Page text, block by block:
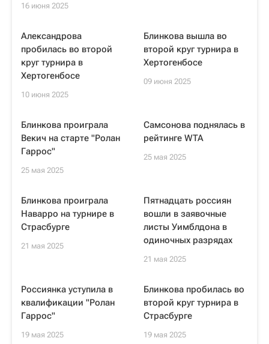
16 июня 2025
Александрова
пробилась во второй
круг турнира в
Хертогенбосе
10 июня 2025
Блинкова вышла во
второй круг турнира в
Хертогенбосе
09 июня 2025
Блинкова проиграла
Векич на старте "Ролан
Гаррос"
25 мая 2025
Самсонова поднялась в
рейтинге WTA
25 мая 2025
Блинкова проиграла
Наварро на турнире в
Страсбурге
21 мая 2025
Пятнадцать россиян
вошли в заявочные
листы Уимблдона в
одиночных разрядах
21 мая 2025
Россиянка уступила в
квалификации "Ролан
Гаррос"
19 мая 2025
Блинкова пробилась во
второй круг турнира в
Страсбурге
19 мая 2025